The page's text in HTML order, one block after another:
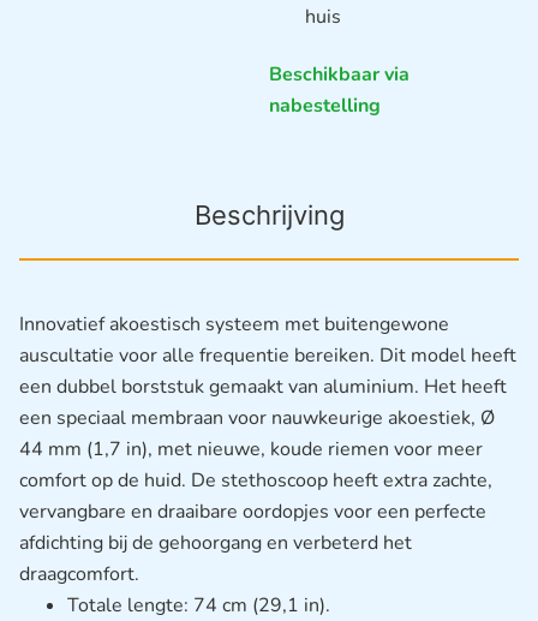
huis
Beschikbaar via
nabestelling
Beschrijving
Innovatief akoestisch systeem met buitengewone
auscultatie voor alle frequentie bereiken. Dit model heeft
een dubbel borststuk gemaakt van aluminium. Het heeft
een speciaal membraan voor nauwkeurige akoestiek, Ø
44 mm (1,7 in), met nieuwe, koude riemen voor meer
comfort op de huid. De stethoscoop heeft extra zachte,
vervangbare en draaibare oordopjes voor een perfecte
afdichting bij de gehoorgang en verbeterd het
draagcomfort.
Totale lengte: 74 cm (29,1 in).